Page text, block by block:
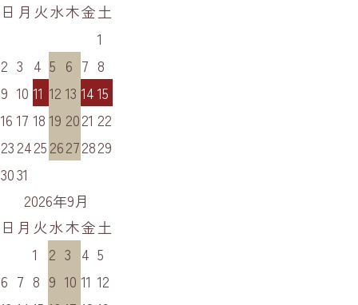
日 月 火水木金土
1
2 3 4 5 6 7 8
9 10 11 12 13 1415
16 17 18 19 2021 22
23242526272829
3031
2026年9月
日 月 火水木金土
1
2 3 4 5
6 7 8 9 10 11 12